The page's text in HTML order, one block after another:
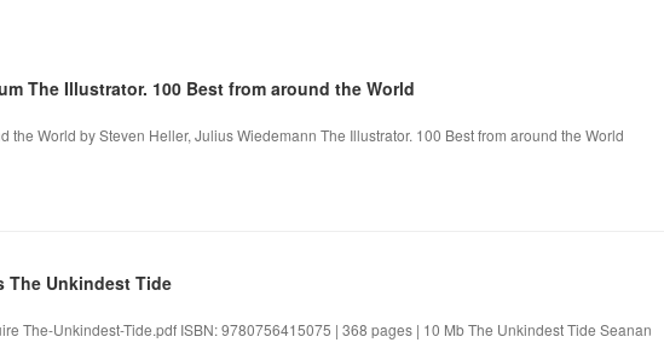
The Illustrator. 100 Best from around the World
the World by Steven Heller, Julius Wiedemann The Illustrator. 100 Best from around the World
The Unkindest Tide
The-Unkindest-Tide.pdf ISBN: 9780756415075 | 368 pages | 10 Mb The Unkindest Tide Seanan